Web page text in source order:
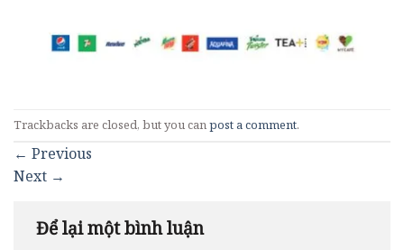
Trackbacks are closed, but you canpost a comment.
← Previous
Next →
Để lại một bình luận